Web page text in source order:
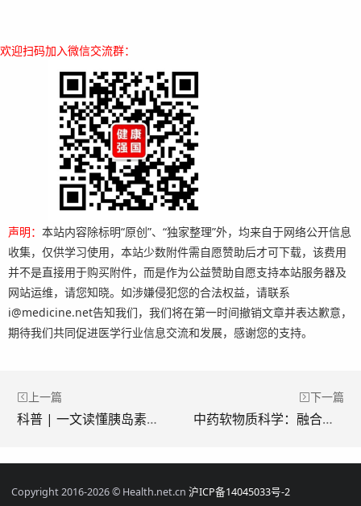
欢迎扫码加入微信交流群：
声明： 本站内容除标明“原创”、“独家整理”外，均来自于网络公开信息
收集，仅供学习使用，本站少数附件需自愿赞助后才可下载，该费用
并不是直接用于购买附件，而是作为公益赞助自愿支持本站服务器及
网站运维，请您知晓。如涉嫌侵犯您的合法权益，请联系
i@medicine.net告知我们，我们将在第一时间撤销文章并表达歉意，
期待我们共同促进医学行业信息交流和发展，感谢您的支持。
上一篇
科普 | 一文读懂胰岛素的分类以及注意事项
下一篇
中药软物质科学：融合传统智慧与现代科技的创新之路
Copyright 2016-2026 © Health.net.cn 沪ICP备14045033号-2